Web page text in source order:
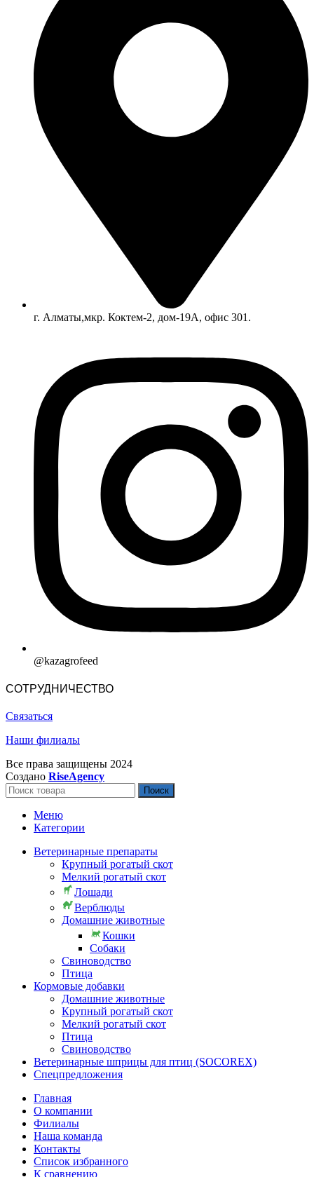
г. Алматы,мкр. Коктем-2, дом-19А, офис 301.
@kazagrofeed
СОТРУДНИЧЕСТВО
Связаться
Наши филиалы
Все права защищены 2024
Создано RiseAgency
Поиск
Меню
Категории
Ветеринарные препараты
Крупный рогатый скот
Мелкий рогатый скот
Лошади
Верблюды
Домашние животные
Кошки
Собаки
Свиноводство
Птица
Кормовые добавки
Домашние животные
Крупный рогатый скот
Мелкий рогатый скот
Птица
Свиноводство
Ветеринарные шприцы для птиц (SOCOREX)
Спецпредложения
Главная
О компании
Филиалы
Наша команда
Контакты
Список избранного
К сравнению